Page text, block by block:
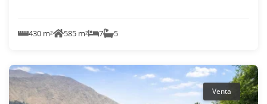
430 m² 585 m² 7 5
Venta